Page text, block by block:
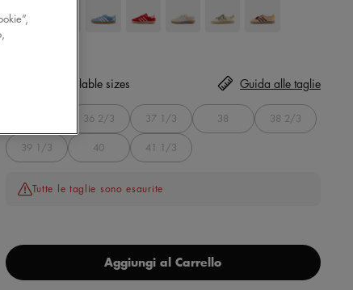
No available sizes
36 2/3 37 1/3 38 38 2/3
39 1/3 40 41 1/3
Tutte le taglie sono esaurite
Guida alle taglie
Aggiungi al Carrello